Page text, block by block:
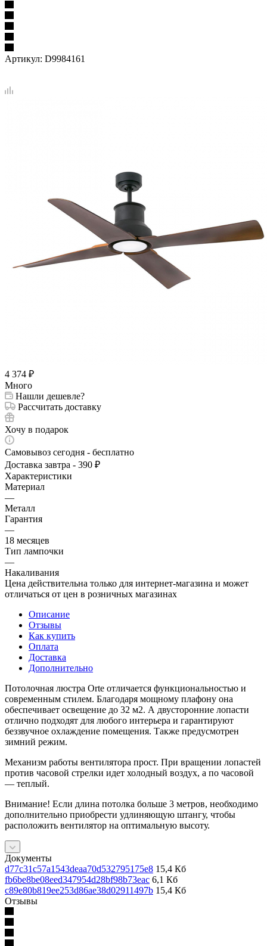
Артикул: D9984161
4 374 ₽
Много
Нашли дешевле?
Рассчитать доставку
Хочу в подарок
Самовывоз сегодня - бесплатно
Доставка завтра - 390 ₽
Характеристики
Материал
—
Металл
Гарантия
—
18 месяцев
Тип лампочки
—
Накаливания
Цена действительна только для интернет-магазина и может
отличаться от цен в розничных магазинах
Описание
Отзывы
Как купить
Оплата
Доставка
Дополнительно
Потолочная люстра Orte отличается функциональностью и
современным стилем. Благодаря мощному плафону она
обеспечивает освещение до 32 м2. А двусторонние лопасти
отлично подходят для любого интерьера и гарантируют
беззвучное охлаждение помещения. Также предусмотрен
зимний режим.
Механизм работы вентилятора прост. При вращении лопастей
против часовой стрелки идет холодный воздух, а по часовой
— теплый.
Внимание! Если длина потолка больше 3 метров, необходимо
дополнительно приобрести удлиняющую штангу, чтобы
расположить вентилятор на оптимальную высоту.
Документы
d77c31c57a1543deaa70d532795175e8 15,4 Кб
fb6be8be08eed347954d28bf98b73eac 6,1 Кб
c89e80b819ee253d86ae38d02911497b 15,4 Кб
Отзывы